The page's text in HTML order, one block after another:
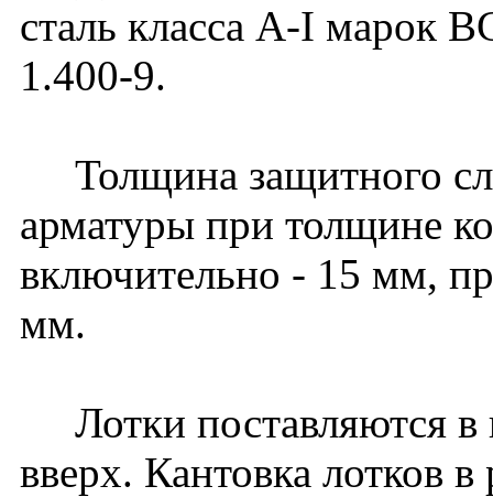
сталь класса А-I марок
1.400-9.
Толщина защитного
арматуры при толщине
включительно - 15 мм,
мм.
Лотки поставляются в
вверх. Кантовка лотков